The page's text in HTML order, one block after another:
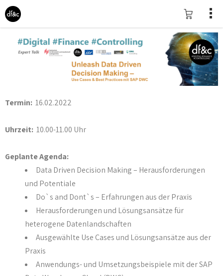
Termin: 16.02.2022
Uhrzeit: 10.00-11.00 Uhr
Geplante Agenda:
Data Driven Decision Making – Herausforderungen
und Potentiale
Do`s and Dont`s – Erfahrungen aus der Praxis
Herausforderungen und Lösungsansätze für
heterogene Datenlandschaften
Ausgewählte Use Cases und Lösungsansätze aus der
Praxis
Anwendungs- und Umsetzungsbeispiele mit der SAP